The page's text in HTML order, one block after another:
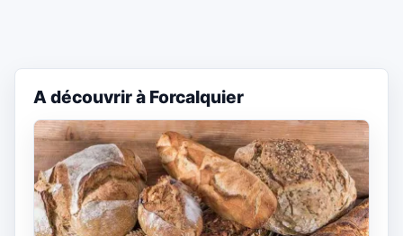
A découvrir à Forcalquier